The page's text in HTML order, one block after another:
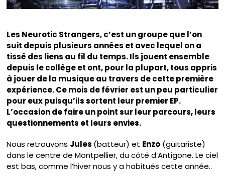
Les Neurotic Strangers, c’est un groupe que l’on
suit depuis plusieurs années et avec lequel on a
tissé des liens au fil du temps. Ils jouent ensemble
depuis le collège et ont, pour la plupart, tous appris
à jouer de la musique au travers de cette première
expérience. Ce mois de février est un peu particulier
pour eux puisqu’ils sortent leur premier EP.
L’occasion de faire un point sur leur parcours, leurs
questionnements et leurs envies.
Nous retrouvons Jules (batteur) et Enzo (guitariste)
dans le centre de Montpellier, du côté d’Antigone. Le ciel
est bas, comme l’hiver nous y a habitués cette année..